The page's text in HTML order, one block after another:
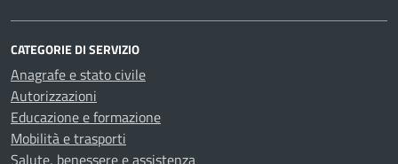
CATEGORIE DI SERVIZIO
Anagrafe e stato civile
Autorizzazioni
Educazione e formazione
Mobilità e trasporti
Salute, benessere e assistenza